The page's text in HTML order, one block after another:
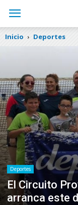
Inicio Deportes
Deportes
El Circuito
arranca este